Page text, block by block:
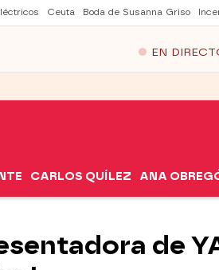
Ceuta Boda de Susanna Griso
EN
CARLOS QUÍLEZ ANA
de